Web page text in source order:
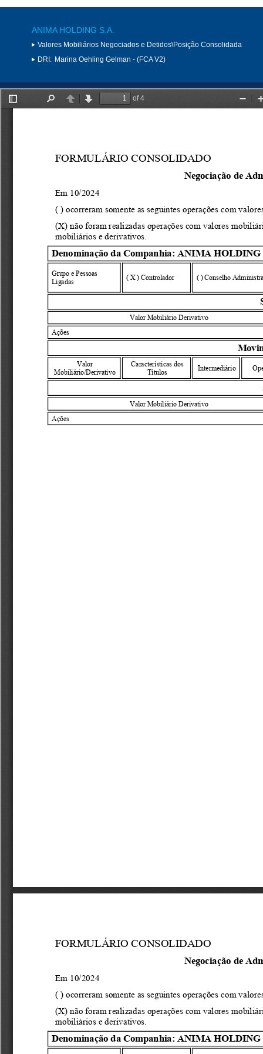
ANIMA HOLDING S.A.
Valores Mobiliários Negociados e Detidos\Posição Consolidada
DRI: Marina Oehling Gelman - (FCA V2)